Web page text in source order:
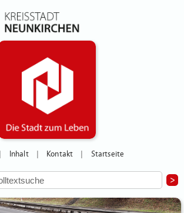
Inhalt Kontakt Startseite